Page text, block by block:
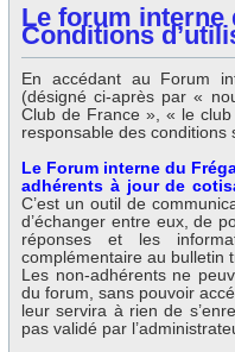
Le forum interne
Conditions
En accédant au Forum
(désigné ci-après par «
Club de France », « le
responsable des conditions
Le Forum interne du
adhérents à jour de
C’est un outil de
d’échanger entre eux, de
réponses et les
complémentaire au bulletin
Les non-adhérents ne
du forum, sans pouvoir
leur servira à rien de
pas validé par